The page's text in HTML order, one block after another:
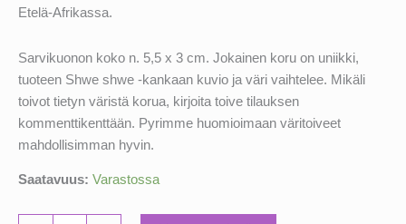
Etelä-Afrikassa.
Sarvikuonon koko n. 5,5 x 3 cm. Jokainen koru on uniikki,
tuoteen Shwe shwe -kankaan kuvio ja väri vaihtelee. Mikäli
toivot tietyn väristä korua, kirjoita toive tilauksen
kommenttikenttään. Pyrimme huomioimaan väritoiveet
mahdollisimman hyvin.
Saatavuus: Varastossa